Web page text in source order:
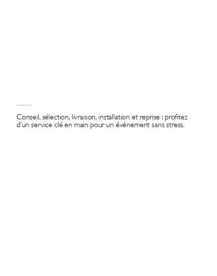
Conseil, sélection, livraison, installation et reprise : profitez
d’un service clé en main pour un événement sans stress.